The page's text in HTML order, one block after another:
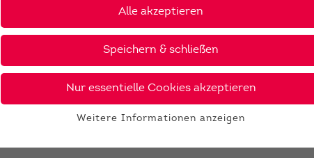
Alle akzeptieren
Speichern & schließen
Nur essentielle Cookies akzeptieren
Weitere Informationen anzeigen